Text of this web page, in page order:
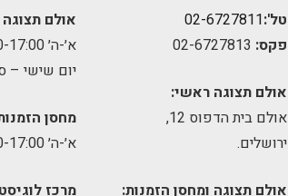
טל':02-6727811
פקס:
אולם תצוגה ראשי:
אולם בית הדפוס 12,
ירושלים.
אולם תצוגה ומחסן הזמנות:
אולם
א׳-ה׳ 09:00-17:00
יום שישי –
מחסן
א׳-ה׳ 09:00-17:00
מרכז